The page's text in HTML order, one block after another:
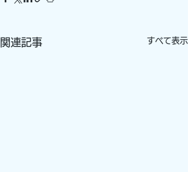
関連記事 すべて表示